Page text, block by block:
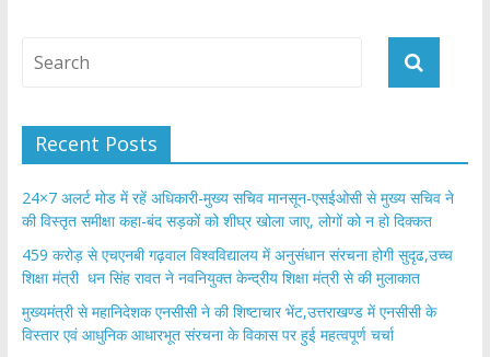
Recent Posts
24×7 अलर्ट मोड में रहें अधिकारी-मुख्य सचिव मानसून-एसईओसी से मुख्य सचिव ने
की विस्तृत समीक्षा कहा-बंद सड़कों को शीघ्र खोला जाए, लोगों को न हो दिक्कत
459 करोड़ से एचएनबी गढ़वाल विश्वविद्यालय में अनुसंधान संरचना होगी सुदृढ,उच्च
शिक्षा मंत्री धन सिंह रावत ने नवनियुक्त केन्द्रीय शिक्षा मंत्री से की मुलाकात
मुख्यमंत्री से महानिदेशक एनसीसी ने की शिष्टाचार भेंट,उत्तराखण्ड में एनसीसी के
विस्तार एवं आधुनिक आधारभूत संरचना के विकास पर हुई महत्वपूर्ण चर्चा